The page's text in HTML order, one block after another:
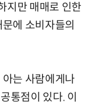
지만 매매로 인한
에 소비자들의
는 사람에게나
통점이 있다. 이